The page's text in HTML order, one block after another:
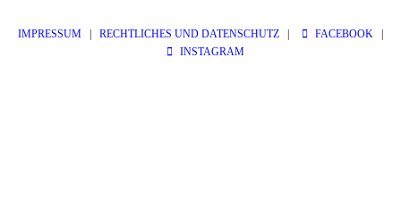
IMPRESSUM |RECHTLICHES UND DATENSCHUTZ FACEBOOK|
INSTAGRAM